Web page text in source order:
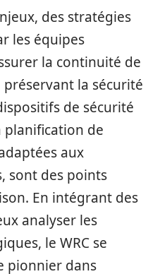
des stratégies
les équipes
la continuité de
la sécurité
de sécurité
planification de
aux
sont des points
En intégrant des
analyser les
le WRC se
pionnier dans